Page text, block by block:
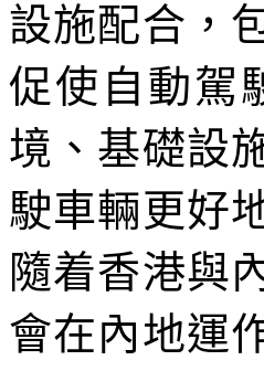
設施配合，
促使自動駕
境、基礎設
駛車輛更好
隨着香港與
會在內地運